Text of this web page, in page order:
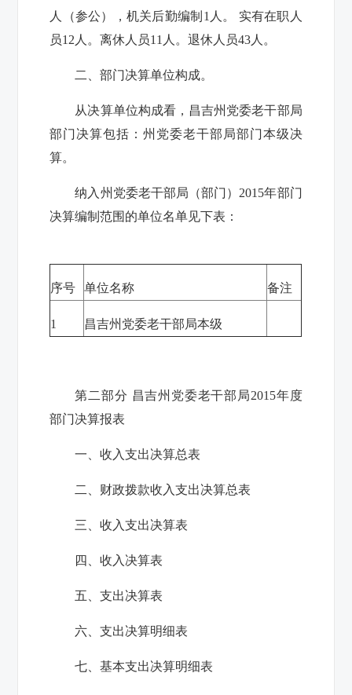
人（参公），机关后勤编制 1 人。 实有在职人
员12 人。离休人员11 人。退休人员43 人。
二、部门决算单位构成。
从决算单位构成看，昌吉州党委老干部局
部门决算包括：州党委老干部局部门本级决
算。
纳入州党委老干部局（部门） 2015年部门
决算编制范围的单位名单见下表：
序号 单位名称 备注
1 昌吉州党委老干部局本级
第二部分 昌吉州党委老干部局2015年度
部门决算报表
一、收入支出决算总表
二、财政拨款收入支出决算总表
三、收入支出决算表
四、收入决算表
五、支出决算表
六、支出决算明细表
七、基本支出决算明细表